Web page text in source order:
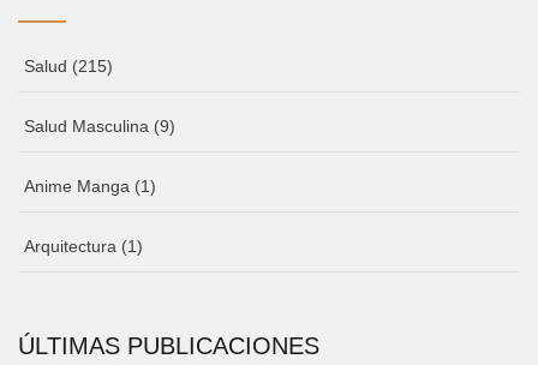
Salud (215)
Salud Masculina (9)
Anime Manga (1)
Arquitectura (1)
ÚLTIMAS PUBLICACIONES